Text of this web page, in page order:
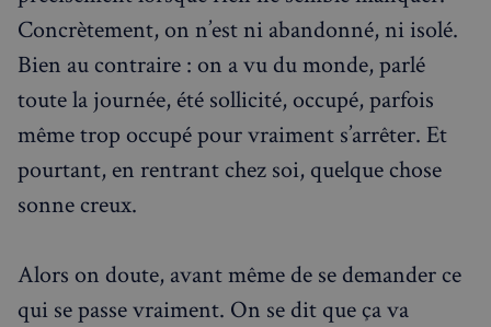
Concrètement, on n’est ni abandonné, ni isolé.
Bien au contraire : on a vu du monde, parlé
toute la journée, été sollicité, occupé, parfois
même trop occupé pour vraiment s’arrêter. Et
pourtant, en rentrant chez soi, quelque chose
sonne creux.
Alors on doute, avant même de se demander ce
qui se passe vraiment. On se dit que ça va